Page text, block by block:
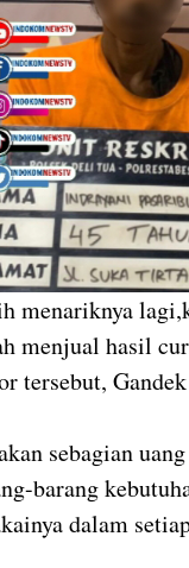
menariknya
menjual hasil
tersebut,
sebagian
barang
dalam